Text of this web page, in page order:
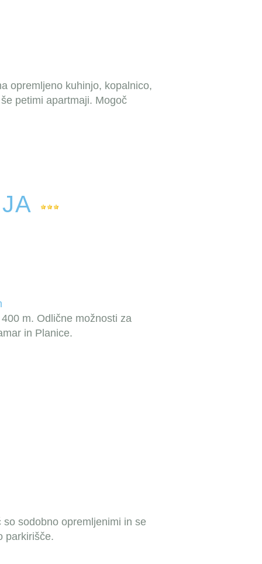
opremljeno kuhinjo, kopalnico,
petimi apartmaji. Mogoč
m. Odlične možnosti za
in Planice.
so sodobno opremljenimi in se
parkirišče.